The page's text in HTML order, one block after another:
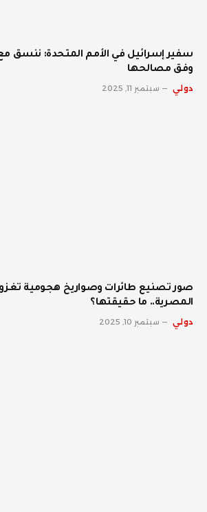
سفير إسرائيل في الأمم المتحدة: ننسق مع
وفق مصالحها
دولي سبتمبر 11, 2025
صور تصنيع طائرات وصواريخ هجومية
المصرية.. ما حقيقتها؟
دولي سبتمبر 10, 2025